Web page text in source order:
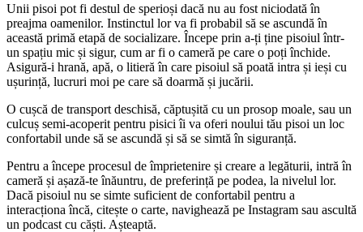
Unii pisoi pot fi destul de sperioși dacă nu au fost niciodată în
preajma oamenilor. Instinctul lor va fi probabil să se ascundă în
această primă etapă de socializare. Începe prin a-ți ține pisoiul într-
un spațiu mic și sigur, cum ar fi o cameră pe care o poți închide.
Asigură-i hrană, apă, o litieră în care pisoiul să poată intra și ieși cu
ușurință, lucruri moi pe care să doarmă și jucării.
O cușcă de transport deschisă, căptușită cu un prosop moale, sau un
culcuș semi-acoperit pentru pisici îi va oferi noului tău pisoi un loc
confortabil unde să se ascundă și să se simtă în siguranță.
Pentru a începe procesul de împrietenire și creare a legăturii, intră în
cameră și așază-te înăuntru, de preferință pe podea, la nivelul lor.
Dacă pisoiul nu se simte suficient de confortabil pentru a
interacționa încă, citește o carte, navighează pe Instagram sau ascultă
un podcast cu căști. Așteaptă.